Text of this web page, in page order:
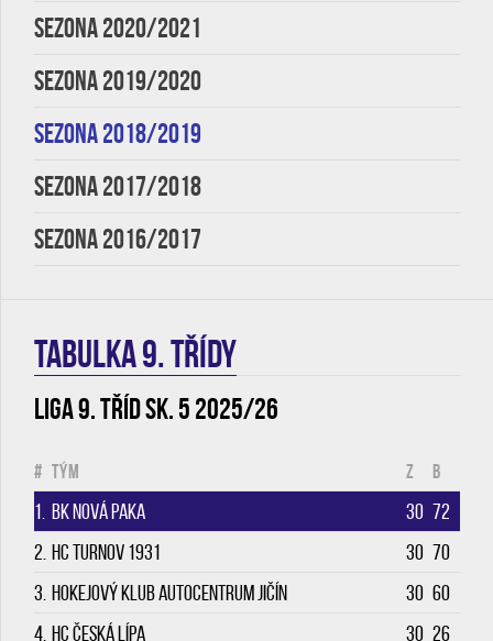
SEZONA 2020/2021
SEZONA 2019/2020
SEZONA 2018/2019
SEZONA 2017/2018
SEZONA 2016/2017
TABULKA 9. třídy
Liga 9. tříd sk. 5 2025/26
# Tým Z B
1. BK Nová Paka 30 72
2. HC Turnov 1931 30 70
3. Hokejový klub Autocentrum Jičín 30 60
4. HC Česká Lípa 30 26